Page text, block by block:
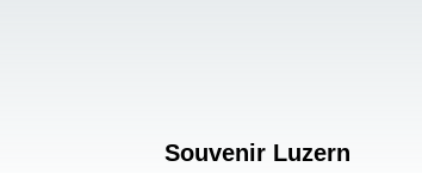
Souvenir Luzern